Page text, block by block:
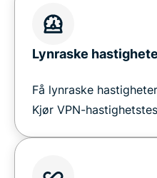
Lynraske
Få lynraske
Kjør VPN-